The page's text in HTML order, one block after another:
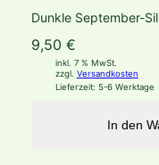
Dunkle September-
9,50 €
inkl. 7 % MwSt.
zzgl. Versandkosten
Lieferzeit: 5-6 Werktage
In den